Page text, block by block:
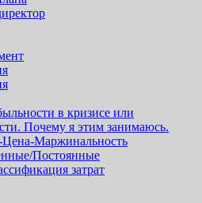
в кризисе или
Почему я этим занимаюсь.
Маржинальность
Постоянные
затрат